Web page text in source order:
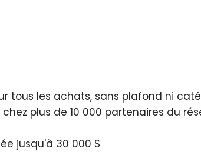
tous les achats, sans plafond ni
plus de 10 000 partenaires du
jusqu'à 30 000 $